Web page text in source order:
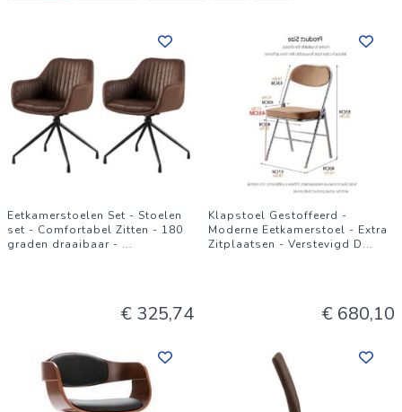
Eetkamerstoelen Set - Stoelen
set - Comfortabel Zitten - 180
graden draaibaar - ...
€ 325,74
Klapstoel Gestoffeerd -
Moderne Eetkamerstoel - Extra
Zitplaatsen - Verstevigd D...
€ 680,10